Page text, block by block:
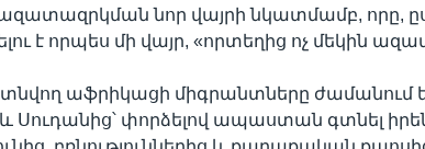
նոր վայրի նկատմամբ, որը,
է որպես մի վայր, «որտեղից ոչ մեկին
գտնվող աֆրիկացի միգրանտները ժամանում
Սուդանից՝ փորձելով ապաստան գտնել